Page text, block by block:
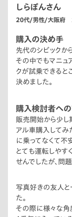
しらぽんさん
20代/男性/大阪府
購入の決め手
先代のシビックか
その中でもマニュ
クが試乗できると
決めました。
購入検討者への
販売開始から少し
アル車購入してみ
に乗ってなくて不
とても運転しやす
せんでしたが、問
写真好きの友人と
た。
その際に様々な角